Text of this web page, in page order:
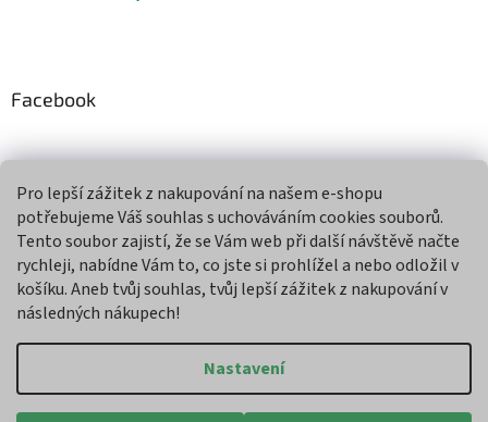
Pro lepší zážitek z nakupování na našem e-shopu
potřebujeme Váš souhlas s uchováváním cookies souborů.
Tento soubor zajistí, že se Vám web při další návštěvě načte
rychleji, nabídne Vám to, co jste si prohlížel a nebo odložil v
košíku. Aneb tvůj souhlas, tvůj lepší zážitek z nakupování v
následných nákupech!
Nastavení
Facebook
Přijímáme online platby